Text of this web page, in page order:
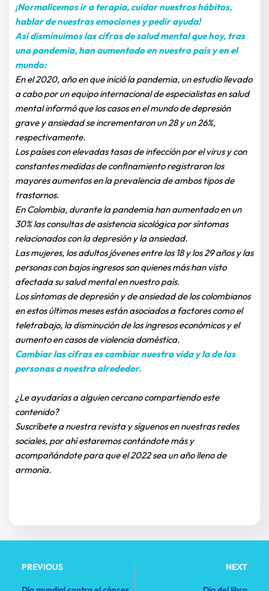
¡Normalicemos ir a terapia, cuidar nuestros hábitos,
hablar de nuestras emociones y pedir ayuda!
Así disminuimos las cifras de salud mental que hoy, tras
una pandemia, han aumentado en nuestro país y en el
mundo:
En el 2020, año en que inició la pandemia, un estudio llevado
a cabo por un equipo internacional de especialistas en salud
mental informó que los casos en el mundo de depresión
grave y ansiedad se incrementaron un 28 y un 26%,
respectivamente.
Los países con elevadas tasas de infección por el virus y con
constantes medidas de confinamiento registraron los
mayores aumentos en la prevalencia de ambos tipos de
trastornos.
En Colombia, durante la pandemia han aumentado en un
30% las consultas de asistencia sicológica por síntomas
relacionados con la depresión y la ansiedad.
Las mujeres, los adultos jóvenes entre los 18 y los 29 años y las
personas con bajos ingresos son quienes más han visto
afectada su salud mental en nuestro país.
Los síntomas de depresión y de ansiedad de los colombianos
en estos últimos meses están asociados a factores como el
teletrabajo, la disminución de los ingresos económicos y el
aumento en casos de violencia doméstica.
Cambiar las cifras es cambiar nuestra vida y la de las
personas a nuestro alrededor.
¿Le ayudarías a alguien cercano compartiendo este
contenido?
Suscríbete a nuestra revista y síguenos en nuestras redes
sociales, por ahí estaremos contándote más y
acompañándote para que el 2022 sea un año lleno de
armonía.
PREVIOUS NEXT